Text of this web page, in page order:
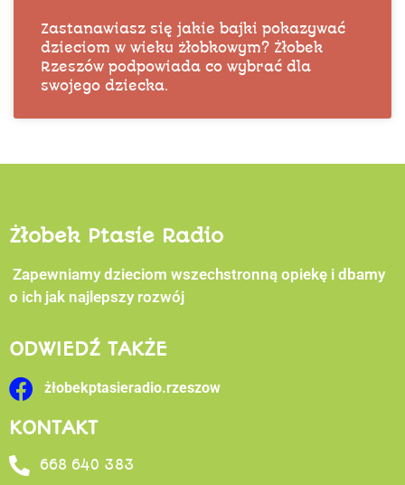
Zastanawiasz się jakie bajki pokazywać
dzieciom w wieku żłobkowym? Żłobek
Rzeszów podpowiada co wybrać dla
swojego dziecka.
Żłobek Ptasie Radio
Zapewniamy dzieciom wszechstronną opiekę i dbamy
o ich jak najlepszy rozwój
ODWIEDŹ TAKŻE
żłobekptasieradio.rzeszow
KONTAKT
668 640 383